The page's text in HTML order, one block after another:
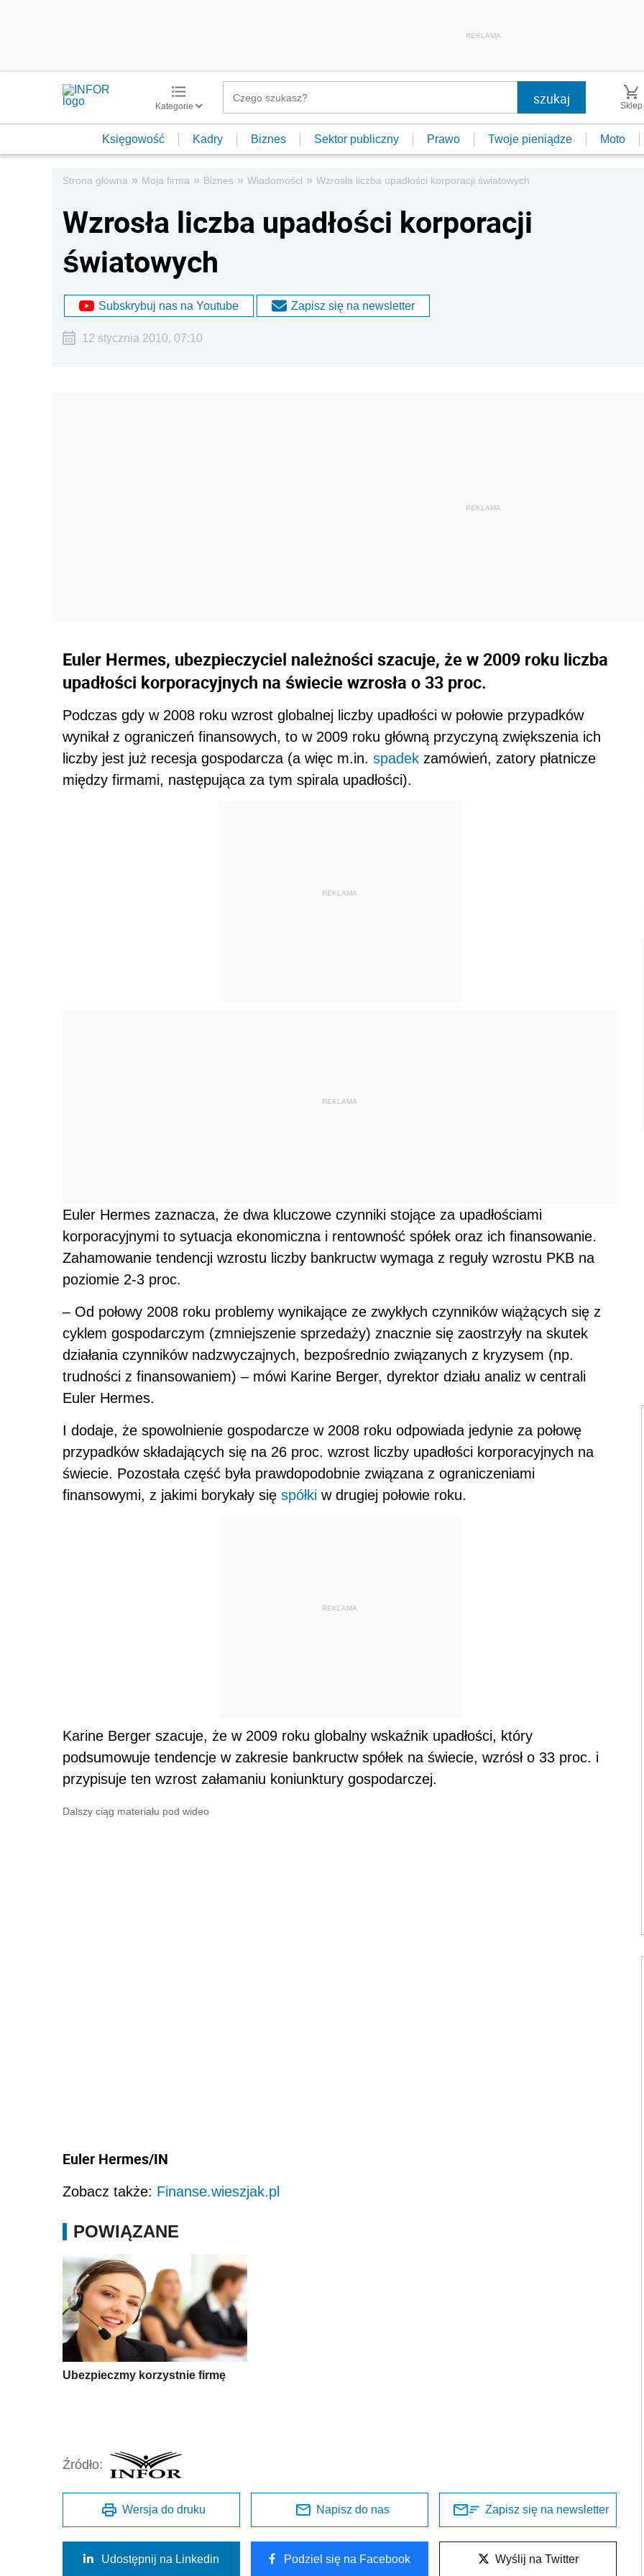
REKLAMA
Kategorie Sklep
Księgowość Kadry Biznes Sektor publiczny Prawo Twoje pieniądze Moto
Strona główna » Moja firma » Biznes » Wiadomości » Wzrosła liczba upadłości korporacji światowych
Wzrosła liczba upadłości korporacji
światowych
Subskrybuj nas na Youtube Zapisz się na newsletter
12 stycznia 2010, 07:10
Euler Hermes, ubezpieczyciel należności szacuje, że w 2009 roku liczba
upadłości korporacyjnych na świecie wzrosła o 33 proc.
Podczas gdy w 2008 roku wzrost globalnej liczby upadłości w połowie przypadków
wynikał z ograniczeń finansowych, to w 2009 roku główną przyczyną zwiększenia ich
liczby jest już recesja gospodarcza (a więc m.in. spadek zamówień, zatory płatnicze
między firmami, następująca za tym spirala upadłości).
REKLAMA
REKLAMA
Euler Hermes zaznacza, że dwa kluczowe czynniki stojące za upadłościami
korporacyjnymi to sytuacja ekonomiczna i rentowność spółek oraz ich finansowanie.
Zahamowanie tendencji wzrostu liczby bankructw wymaga z reguły wzrostu PKB na
poziomie 2-3 proc.
– Od połowy 2008 roku problemy wynikające ze zwykłych czynników wiążących się z
cyklem gospodarczym (zmniejszenie sprzedaży) znacznie się zaostrzyły na skutek
działania czynników nadzwyczajnych, bezpośrednio związanych z kryzysem (np.
trudności z finansowaniem) – mówi Karine Berger, dyrektor działu analiz w centrali
Euler Hermes.
I dodaje, że spowolnienie gospodarcze w 2008 roku odpowiada jedynie za połowę
przypadków składających się na 26 proc. wzrost liczby upadłości korporacyjnych na
świecie. Pozostała część była prawdopodobnie związana z ograniczeniami
finansowymi, z jakimi borykały się spółki w drugiej połowie roku.
REKLAMA
Karine Berger szacuje, że w 2009 roku globalny wskaźnik upadłości, który
podsumowuje tendencje w zakresie bankructw spółek na świecie, wzrósł o 33 proc. i
przypisuje ten wzrost załamaniu koniunktury gospodarczej.
Dalszy ciąg materiału pod wideo
Euler Hermes/IN
Zobacz także: Finanse.wieszjak.pl
POWIĄZANE
Ubezpieczmy korzystnie firmę
Źródło:
Wersja do druku Napisz do nas Zapisz się na newsletter
Udostępnij na Linkedin Podziel się na Facebook Wyślij na Twitter